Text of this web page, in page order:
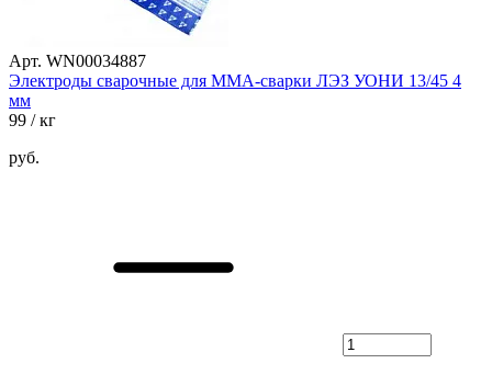
Арт. WN00034887
Электроды сварочные для ММА-сварки ЛЭЗ УОНИ 13/45 4
мм
99 / кг
руб.